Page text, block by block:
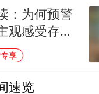
：为何预警
观感受存在
享
速览